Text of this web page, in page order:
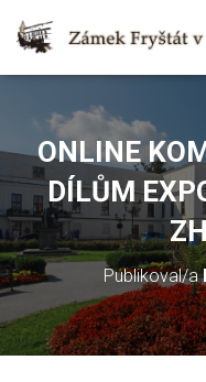
ONLINE
DÍLŮM
Publikoval/a